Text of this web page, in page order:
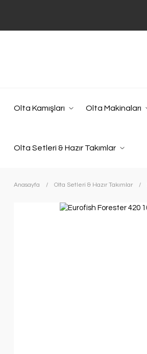
Olta Kamışları Olta Makinaları
Olta Setleri & Hazır Takımlar
Anasayfa Olta Setleri & Hazır Takımlar